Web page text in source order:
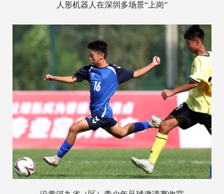
人形机器人在深圳多场景“上岗”